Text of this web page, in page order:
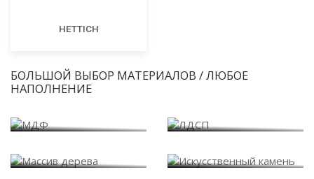
HETTICH
БОЛЬШОЙ ВЫБОР МАТЕРИАЛОВ / ЛЮБОЕ
НАПОЛНЕНИЕ